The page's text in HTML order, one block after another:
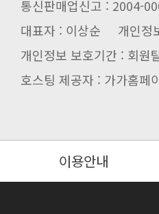
통신판매업신고 : 2004-
대표자 : 이상순 개인정
개인정보 보호기간 : 회원
호스팅 제공자 : 가가홈페
이용안내